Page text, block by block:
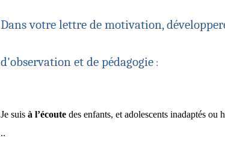
Dans votre lettre de motivation,
d'observation et de pédagogie :
Je suis à l’écoute des enfants, et adolescents inadaptés ou
..